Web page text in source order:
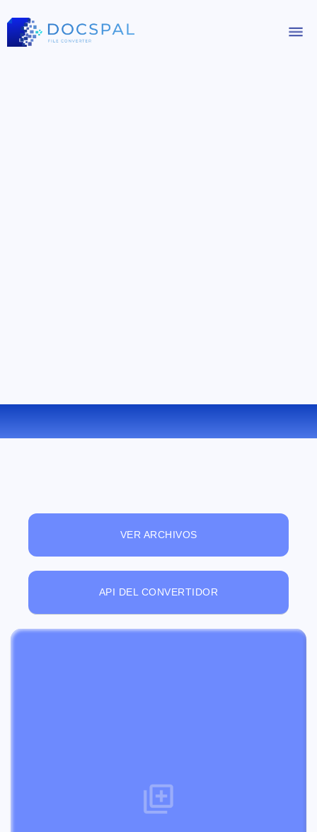
CONVERTIR CHM A TCR ONLINE
VER ARCHIVOS
API DEL CONVERTIDOR